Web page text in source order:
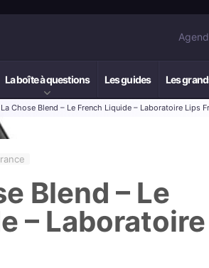
La boîte à questions Les guides Les
Chose Blend – Le French Liquide – Laboratoire Lips
Blend – Le
– Laboratoire